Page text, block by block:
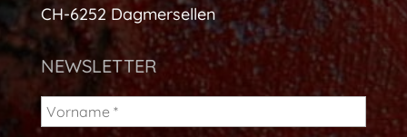
CH-6252 Dagmersellen
NEWSLETTER